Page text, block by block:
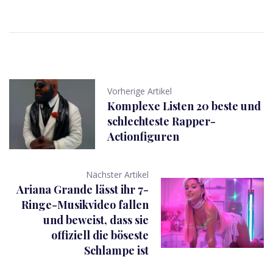
Vorherige Artikel
Komplexe Listen 20 beste und
schlechteste Rapper-
Actionfiguren
Nächster Artikel
Ariana Grande lässt ihr 7-
Ringe-Musikvideo fallen
und beweist, dass sie
offiziell die böseste
Schlampe ist